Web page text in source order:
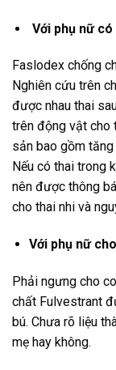
Với phụ nữ
Faslodex chống
Nghiên cứu trên
được nhau thai
trên động vật cho
sản bao gồm
Nếu có thai trong
nên được thông
cho thai nhi và
Với phụ nữ
Phải ngưng cho
chất Fulvestrant
bú. Chưa rõ liệu
mẹ hay không.